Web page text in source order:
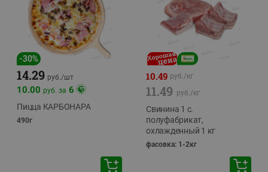
-30%
14.29 руб./шт
10.00 руб. за 6
Пицца КАРБОНАРА
490г
10.49 руб./кг
11.49 руб./кг
Свинина 1 с.
полуфабрикат,
охлажденный 1 кг
фасовка: 1-2кг